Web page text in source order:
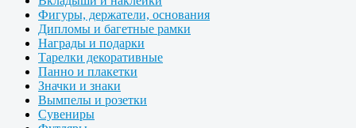
Фигуры, держатели, основания
Дипломы и багетные рамки
Награды и подарки
Тарелки декоративные
Панно и плакетки
Значки и знаки
Вымпелы и розетки
Сувениры